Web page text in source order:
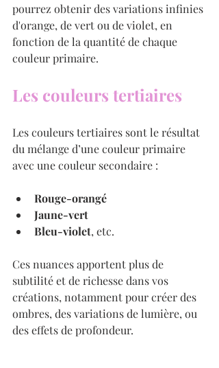
pourrez obtenir des variations infinies
d'orange, de vert ou de violet, en
fonction de la quantité de chaque
couleur primaire.
Les couleurs tertiaires
Les couleurs tertiaires sont le résultat
du mélange d’une couleur primaire
avec une couleur secondaire :
Rouge-orangé
Jaune-vert
Bleu-violet, etc.
Ces nuances apportent plus de
subtilité et de richesse dans vos
créations, notamment pour créer des
ombres, des variations de lumière, ou
des effets de profondeur.